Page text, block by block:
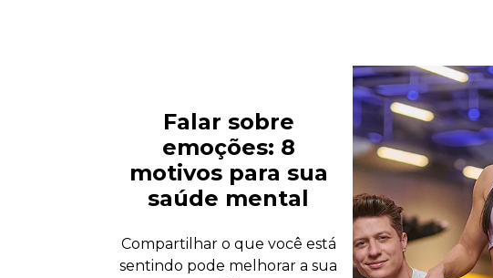
Falar sobre
emoções: 8
motivos para sua
saúde mental
Compartilhar o que você está
sentindo pode melhorar a sua